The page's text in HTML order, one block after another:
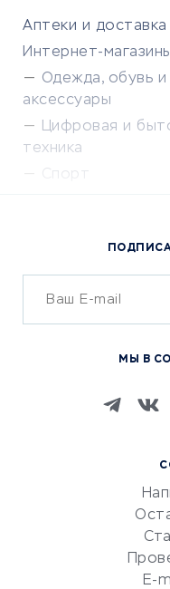
Аптеки и доставка
Интернет-
Одежда, обувь и
аксессуары
Цифровая и
техника
Спорт
Сервисы доставки
ОБУЧЕНИЕ И РАБОТА
Изучение
Маркетинг и
Репетиторство
Красота и
Сервисы по
Сетевой маркетинг
E-
МЫ В